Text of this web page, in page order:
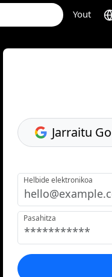
Yout
Jarraitu
Helbide elektronikoa
Pasahitza